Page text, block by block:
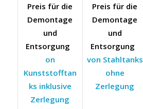
Preis für die
Demontage
und
Entsorgung
on
Kunststofftan
ks inklusive
Zerlegung
Preis für die
Demontage
und
Entsorgung
von Stahltanks
ohne
Zerlegung